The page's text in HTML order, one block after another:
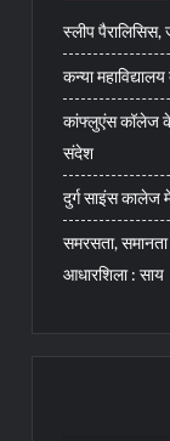
स्लीप पैरालिसिस,
कन्या
कांफ्लुएंस कॉलेज
संदेश
दुर्ग साइंस कालेज में
समरसता,
आधारशिला : साय